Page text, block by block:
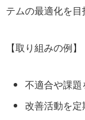
テムの最適化を目
【取り組みの例】
不適合や課
改善活動を